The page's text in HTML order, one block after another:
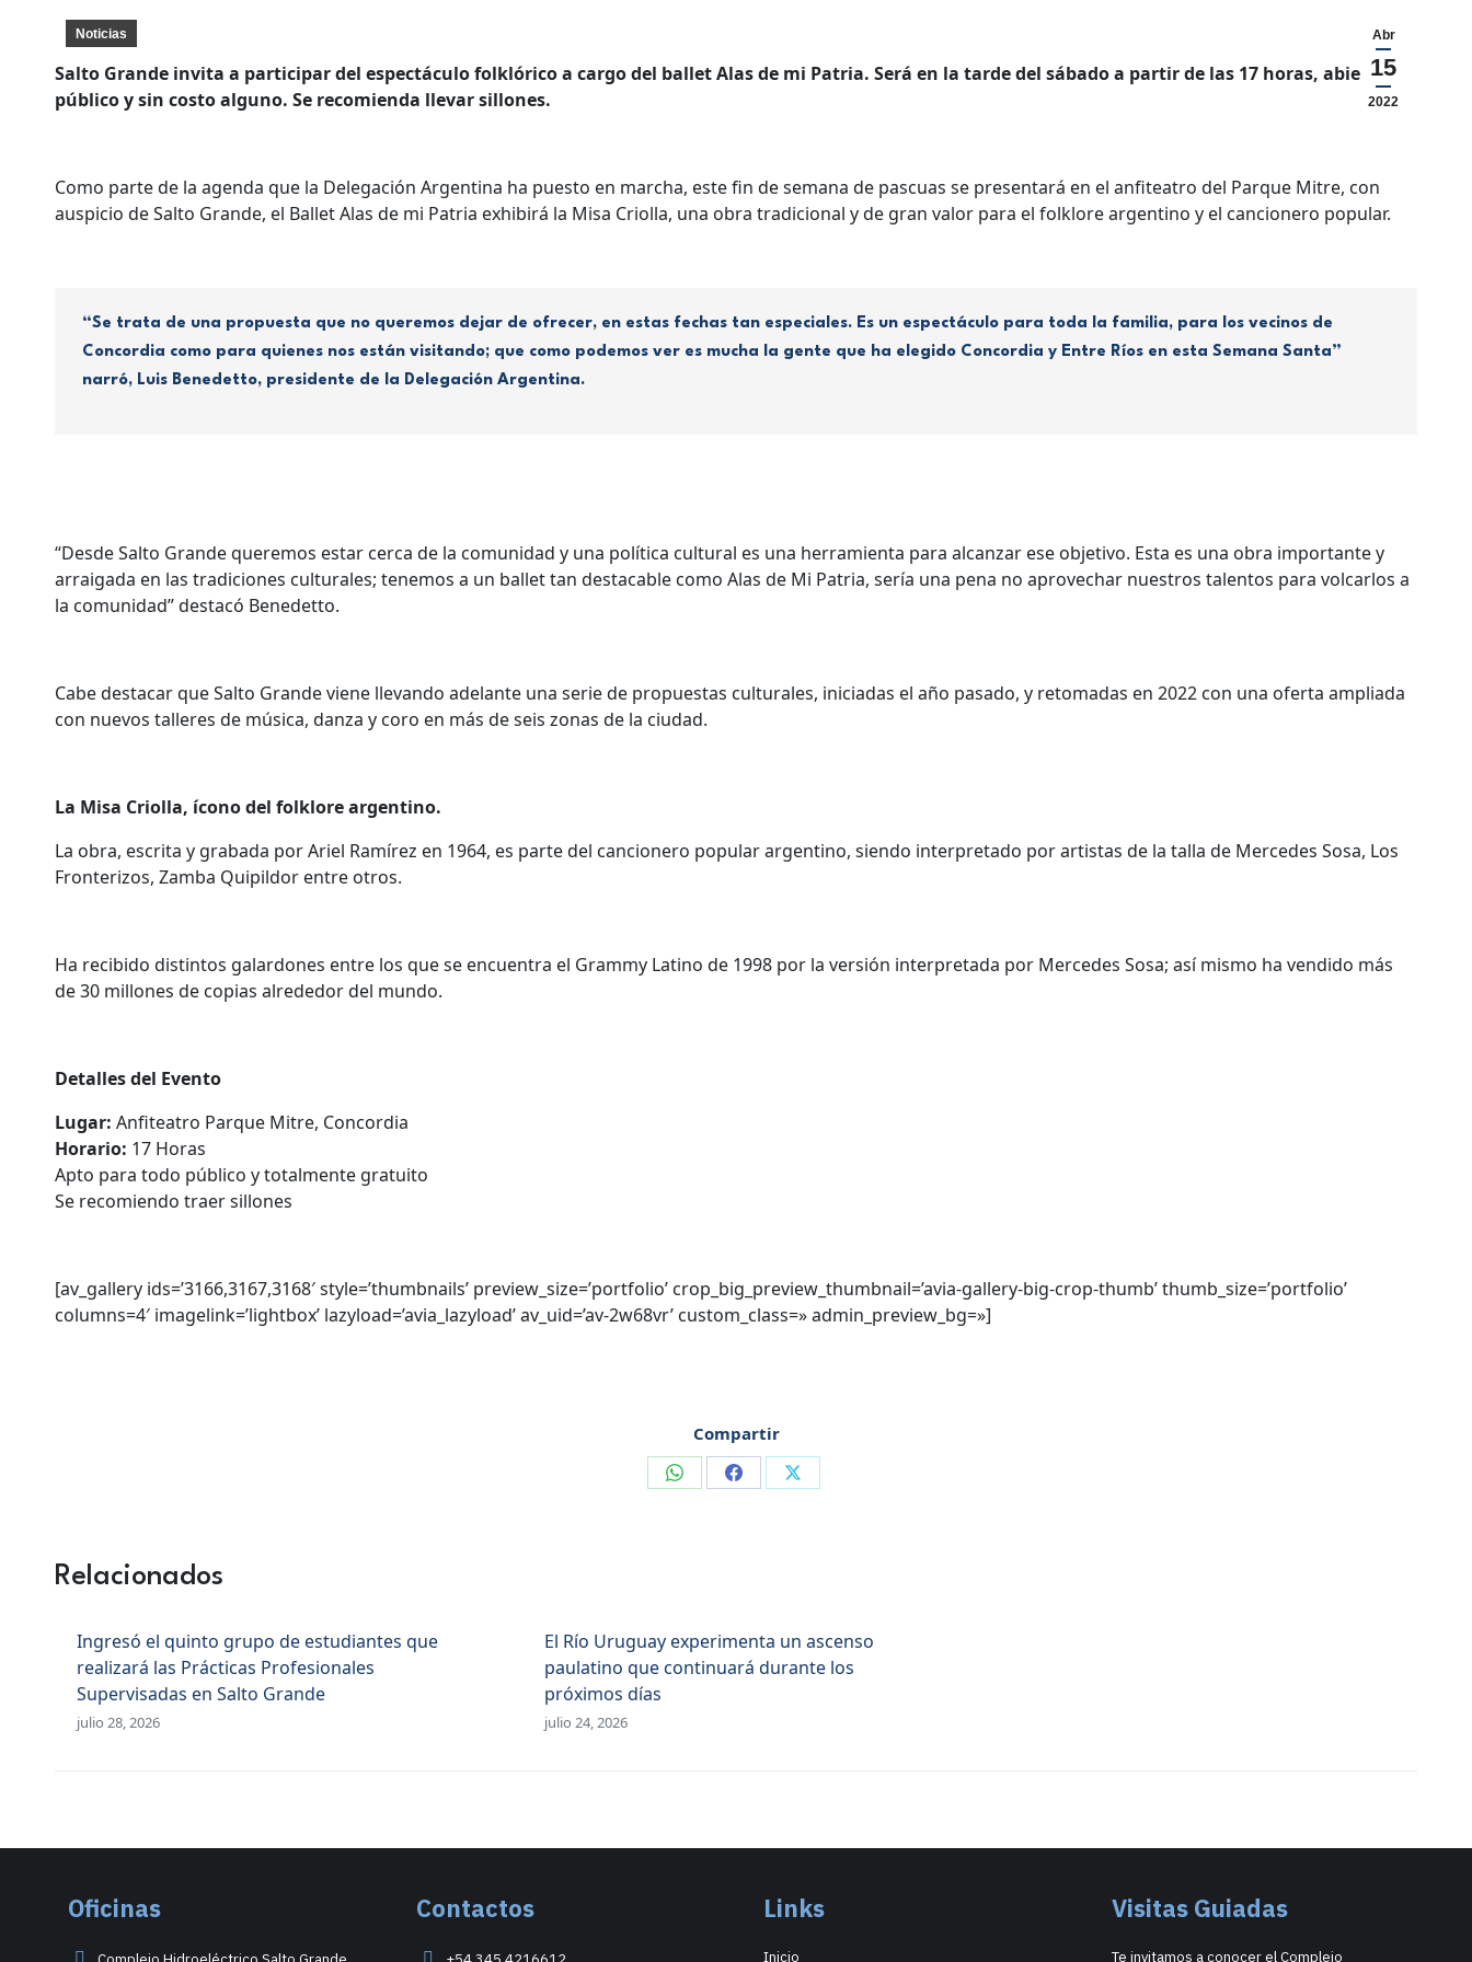
Abr
15
2022
Noticias
Salto Grande invita a participar del espectáculo folklórico a cargo del ballet Alas de mi Patria. Será en la tarde del sábado a partir de las 17 horas, abierto al
público y sin costo alguno. Se recomienda llevar sillones.
Como parte de la agenda que la Delegación Argentina ha puesto en marcha, este fin de semana de pascuas se presentará en el anfiteatro del Parque Mitre, con
auspicio de Salto Grande, el Ballet Alas de mi Patria exhibirá la Misa Criolla, una obra tradicional y de gran valor para el folklore argentino y el cancionero popular.
“Se trata de una propuesta que no queremos dejar de ofrecer, en estas fechas tan especiales. Es un espectáculo para toda la familia, para los vecinos de
Concordia como para quienes nos están visitando; que como podemos ver es mucha la gente que ha elegido Concordia y Entre Ríos en esta Semana Santa”
narró, Luis Benedetto, presidente de la Delegación Argentina.
“Desde Salto Grande queremos estar cerca de la comunidad y una política cultural es una herramienta para alcanzar ese objetivo. Esta es una obra importante y
arraigada en las tradiciones culturales; tenemos a un ballet tan destacable como Alas de Mi Patria, sería una pena no aprovechar nuestros talentos para volcarlos a
la comunidad” destacó Benedetto.
Cabe destacar que Salto Grande viene llevando adelante una serie de propuestas culturales, iniciadas el año pasado, y retomadas en 2022 con una oferta ampliada
con nuevos talleres de música, danza y coro en más de seis zonas de la ciudad.
La Misa Criolla, ícono del folklore argentino.
La obra, escrita y grabada por Ariel Ramírez en 1964, es parte del cancionero popular argentino, siendo interpretado por artistas de la talla de Mercedes Sosa, Los
Fronterizos, Zamba Quipildor entre otros.
Ha recibido distintos galardones entre los que se encuentra el Grammy Latino de 1998 por la versión interpretada por Mercedes Sosa; así mismo ha vendido más
de 30 millones de copias alrededor del mundo.
Detalles del Evento
Lugar: Anfiteatro Parque Mitre, Concordia
Horario: 17 Horas
Apto para todo público y totalmente gratuito
Se recomiendo traer sillones
[av_gallery ids=’3166,3167,3168′ style=’thumbnails’ preview_size=’portfolio’ crop_big_preview_thumbnail=’avia-gallery-big-crop-thumb’ thumb_size=’portfolio’
columns=4′ imagelink=’lightbox’ lazyload=’avia_lazyload’ av_uid=’av-2w68vr’ custom_class=» admin_preview_bg=»]
Compartir
CompartirCompartirCompartir
Relacionados
Ingresó el quinto grupo de estudiantes que
realizará las Prácticas Profesionales
Supervisadas en Salto Grande
julio 28, 2026
El Río Uruguay experimenta un ascenso
paulatino que continuará durante los
próximos días
julio 24, 2026
Oficinas Contactos Links
Inicio
Visitas Guiadas
Te invitamos a conocer el Complejo